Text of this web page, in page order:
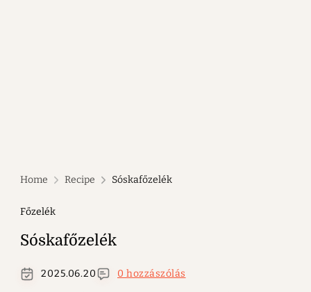
Home Recipe Sóskafőzelék
Főzelék
Sóskafőzelék
2025.06.20 0 hozzászólás